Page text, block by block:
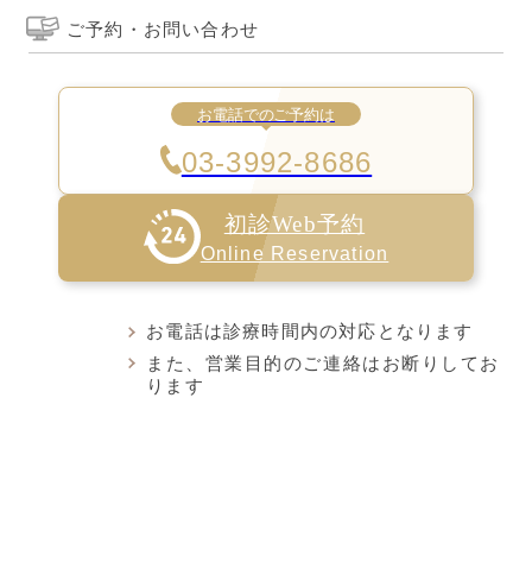
ご予約・お問い合わせ
お電話でのご予約は
03-3992-8686
初診Web予約
Online Reservation
お電話は診療時間内の対応となります
また、営業目的のご連絡はお断りしてお
ります